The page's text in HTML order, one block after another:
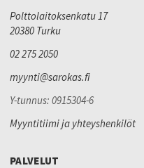
Polttolaitoksenkatu 17
20380 Turku
02 275 2050
myynti@sarokas.fi
Y-tunnus: 0915304-6
Myyntitiimi ja yhteyshenkilöt
PALVELUT